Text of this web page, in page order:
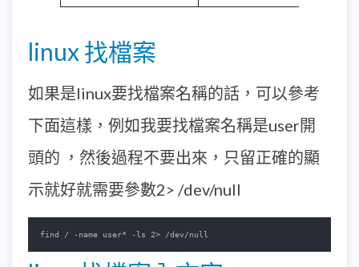
linux 找檔案
如果是linux要找檔案名稱的話，可以參考
下面這樣，例如我要找檔案名稱是user開
頭的 ，然後過程不要出來，只留正確的顯
示就好就需要參數2> /dev/null
find / -name user* -ls 2> /dev/null